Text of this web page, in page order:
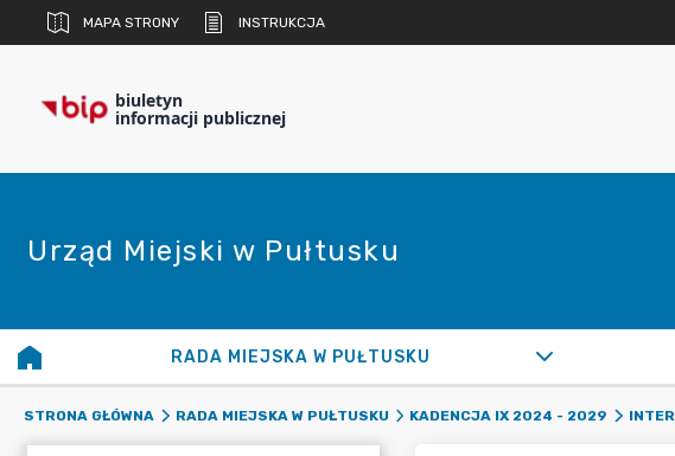
MAPA STRONY INSTRUKCJA
biuletyn
informacji publicznej
Urząd Miejski w Pułtusku
RADA MIEJSKA W PUŁTUSKU
STRONA GŁÓWNA RADA MIEJSKA W PUŁTUSKU KADENCJA IX 2024 - 2029